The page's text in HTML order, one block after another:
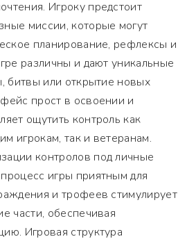
Игроку предстоит
миссии, которые могут
планирование, рефлексы и
различны и дают уникальные
битвы или открытие новых
прост в освоении и
ощутить контроль как
игрокам, так и ветеранам.
контролов под личные
игры приятным для
и трофеев стимулирует
части, обеспечивая
Игровая структура